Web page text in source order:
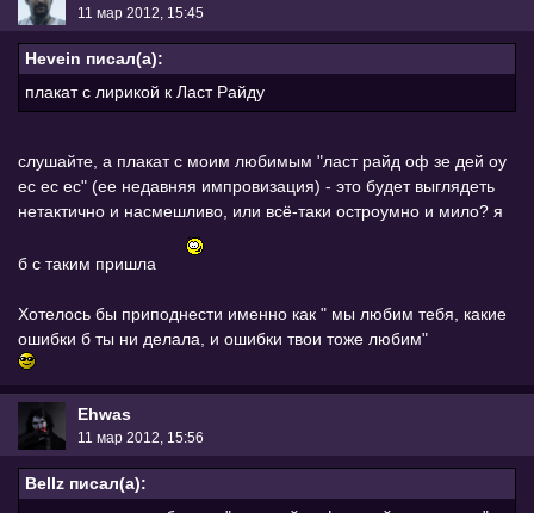
11 мар 2012, 15:45
Hevein писал(а):
плакат с лирикой к Ласт Райду
слушайте, а плакат с моим любимым "ласт райд оф зе дей оу
ес ес ес" (ее недавняя импровизация) - это будет выглядеть
нетактично и насмешливо, или всё-таки остроумно и мило? я
б с таким пришла
Хотелось бы приподнести именно как " мы любим тебя, какие
ошибки б ты ни делала, и ошибки твои тоже любим"
Ehwas
11 мар 2012, 15:56
Bellz писал(а):